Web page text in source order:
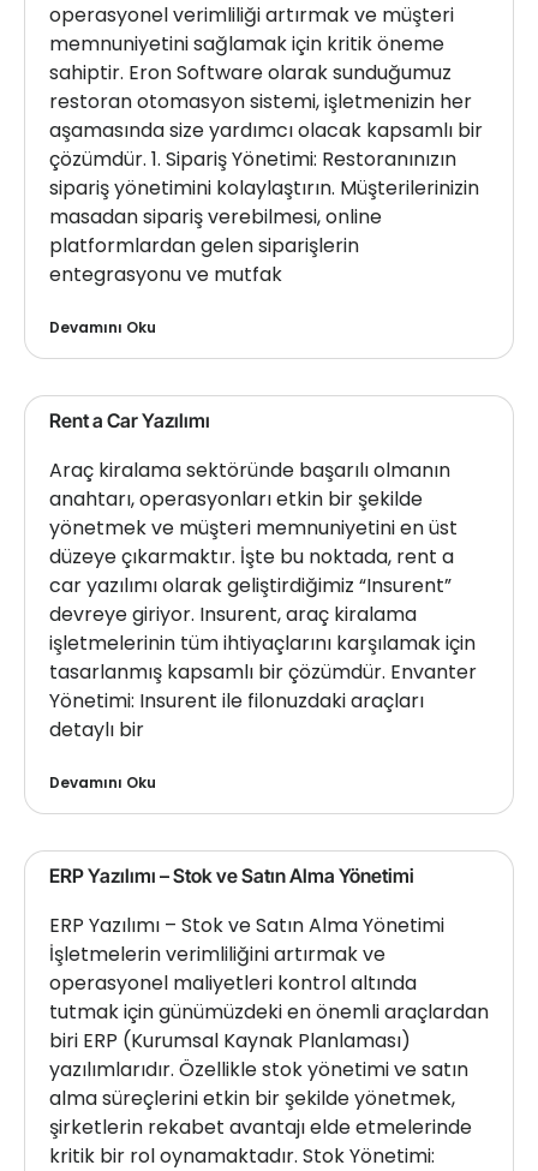
operasyonel verimliliği artırmak ve müşteri
memnuniyetini sağlamak için kritik öneme
sahiptir. Eron Software olarak sunduğumuz
restoran otomasyon sistemi, işletmenizin her
aşamasında size yardımcı olacak kapsamlı bir
çözümdür. 1. Sipariş Yönetimi: Restoranınızın
sipariş yönetimini kolaylaştırın. Müşterilerinizin
masadan sipariş verebilmesi, online
platformlardan gelen siparişlerin
entegrasyonu ve mutfak
Devamını Oku
Rent a Car Yazılımı
Araç kiralama sektöründe başarılı olmanın
anahtarı, operasyonları etkin bir şekilde
yönetmek ve müşteri memnuniyetini en üst
düzeye çıkarmaktır. İşte bu noktada, rent a
car yazılımı olarak geliştirdiğimiz “Insurent”
devreye giriyor. Insurent, araç kiralama
işletmelerinin tüm ihtiyaçlarını karşılamak için
tasarlanmış kapsamlı bir çözümdür. Envanter
Yönetimi: Insurent ile filonuzdaki araçları
detaylı bir
Devamını Oku
ERP Yazılımı – Stok ve Satın Alma Yönetimi
ERP Yazılımı – Stok ve Satın Alma Yönetimi
İşletmelerin verimliliğini artırmak ve
operasyonel maliyetleri kontrol altında
tutmak için günümüzdeki en önemli araçlardan
biri ERP (Kurumsal Kaynak Planlaması)
yazılımlarıdır. Özellikle stok yönetimi ve satın
alma süreçlerini etkin bir şekilde yönetmek,
şirketlerin rekabet avantajı elde etmelerinde
kritik bir rol oynamaktadır. Stok Yönetimi: